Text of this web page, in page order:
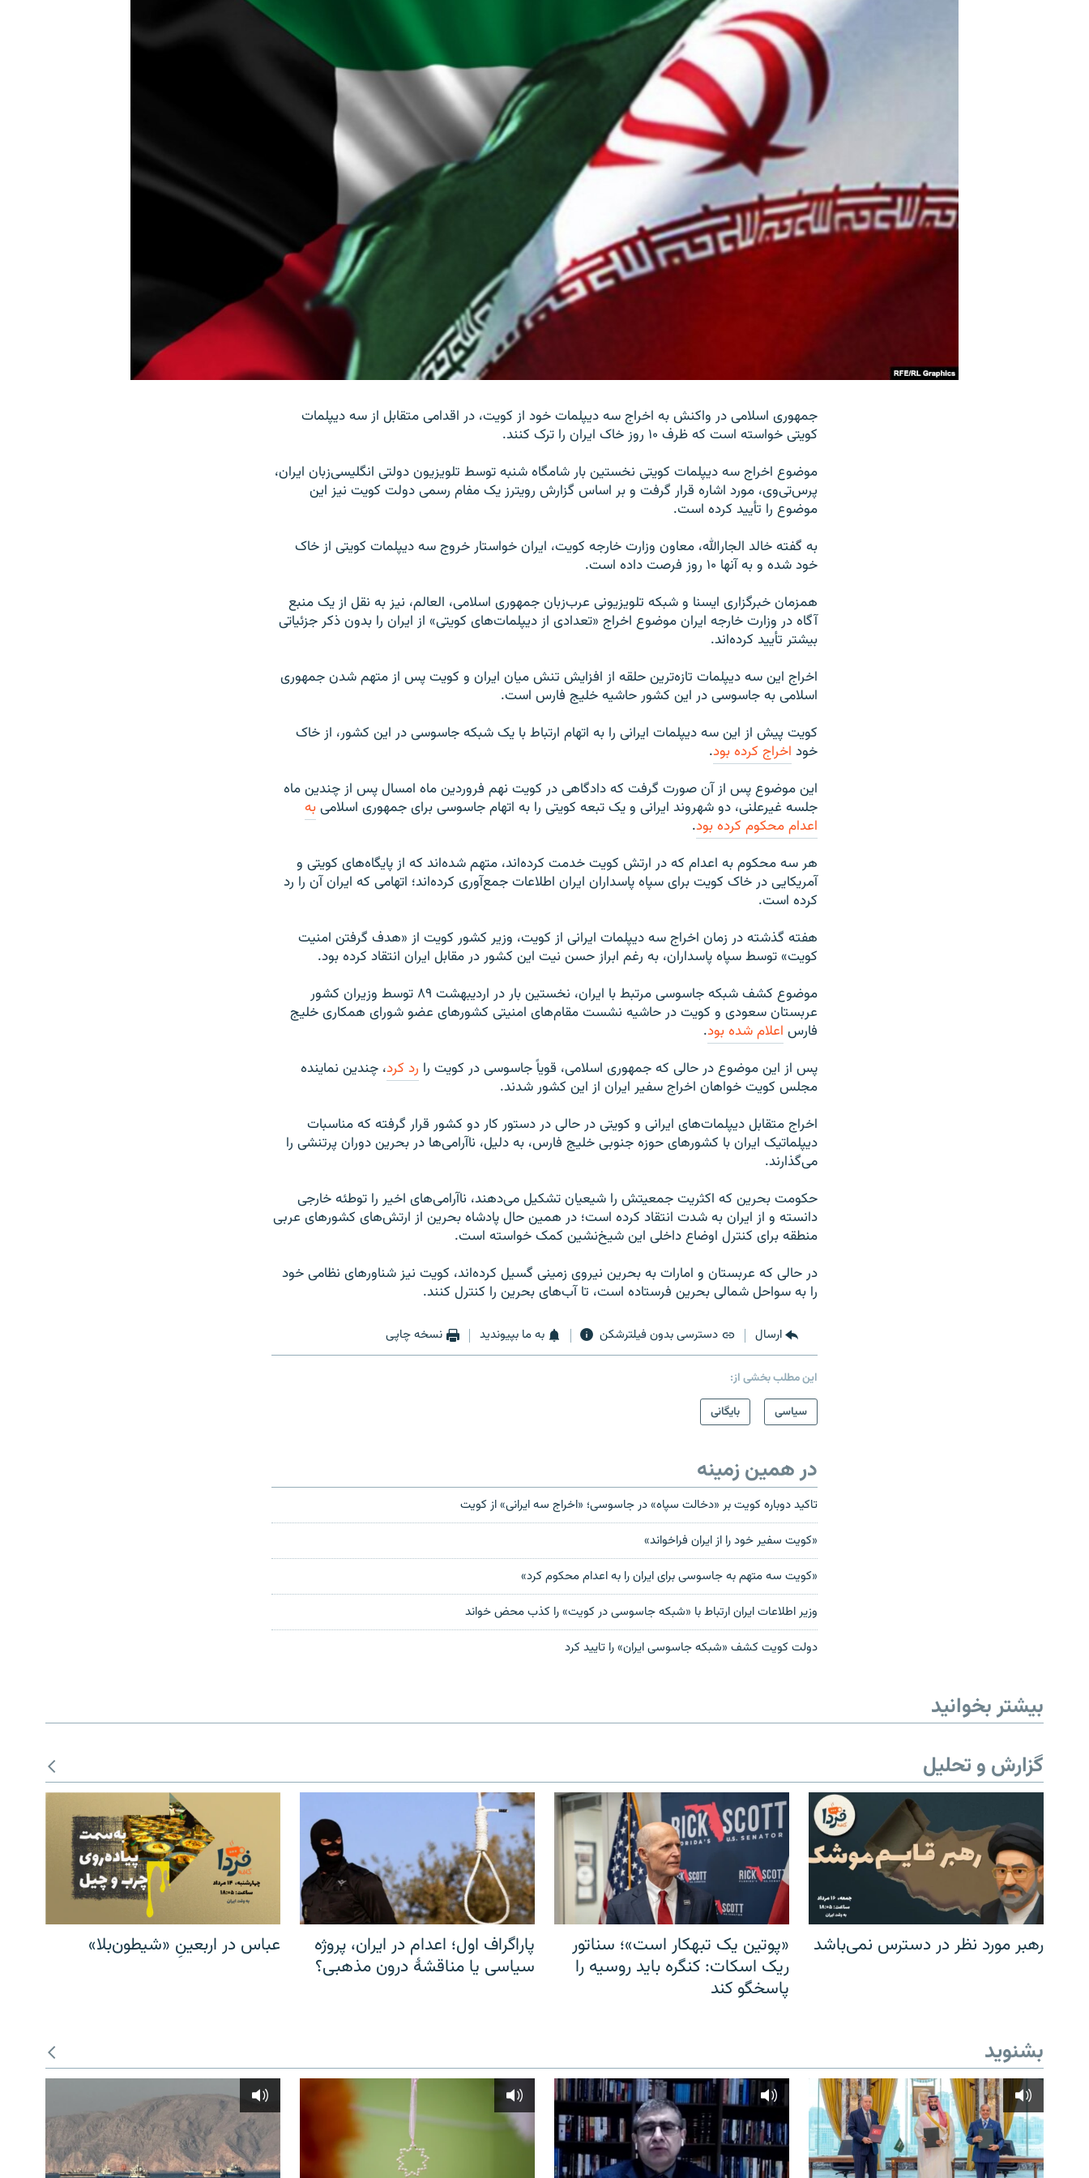
جمهوری اسلامی در واکنش به اخراج سه دیپلمات خود از کویت، در اقدامی متقابل از سه دیپلمات
کویتی خواسته است که ظرف ۱۰ روز خاک ایران را ترک کنند.
موضوع اخراج سه دیپلمات کویتی نخستین بار شامگاه شنبه توسط تلویزیون دولتی انگلیسی‌زبان ایران،
پرس‌تی‌وی، مورد اشاره قرار گرفت و بر اساس گزارش رویترز یک مفام رسمی دولت کویت نیز این
موضوع را تأیید کرده است.
به گفته خالد الجارالله، معاون وزارت خارجه کویت، ایران خواستار خروج سه دیپلمات کویتی از خاک
خود شده و به آنها ۱۰ روز فرصت داده است.
همزمان خبرگزاری ایسنا و شبکه تلویزیونی عرب‌زبان جمهوری اسلامی، العالم، نیز به نقل از یک منبع
آگاه در وزارت خارجه ایران موضوع اخراج «تعدادی از دیپلمات‌های کویتی» از ایران را بدون ذکر جزئیاتی
بیشتر تأیید کرده‌اند.
اخراج این سه دیپلمات تازه‌ترین حلقه از افزایش تنش میان ایران و کویت پس از متهم شدن جمهوری
اسلامی به جاسوسی در این کشور حاشیه خلیج فارس است.
کویت پیش از این سه دیپلمات ایرانی را به اتهام ارتباط با یک شبکه جاسوسی در این کشور، از خاک
خود اخراج کرده بود.
این موضوع پس از آن صورت گرفت که دادگاهی در کویت نهم فروردین ماه امسال پس از چندین ماه
جلسه غیرعلنی، دو شهروند ایرانی و یک تبعه کویتی را به اتهام جاسوسی برای جمهوری اسلامیبه
اعدام محکوم کرده بود.
هر سه محکوم به اعدام که در ارتش کویت خدمت کرده‌اند، متهم شده‌اند که از پایگاه‌های کویتی و
آمریکایی در خاک کویت برای سپاه پاسداران ایران اطلاعات جمع‌آوری کرده‌اند؛ اتهامی که ایران آن را رد
کرده است.
هفته گذشته در زمان اخراج سه دیپلمات ایرانی از کویت، وزیر کشور کویت از «هدف گرفتن امنیت
کویت» توسط سپاه پاسداران، به رغم ابراز حسن نیت این کشور در مقابل ایران انتقاد کرده بود.
موضوع کشف شبکه جاسوسی مرتبط با ایران، نخستین بار در اردیبهشت ۸۹ توسط وزیران کشور
عربستان سعودی و کویت در حاشیه نشست مقام‌های امنیتی کشورهای عضو شورای همکاری خلیج
فارس اعلام شده بود.
پس از این موضوع در حالی که جمهوری اسلامی، قویاً جاسوسی در کویت را رد کرد، چندین نماینده
مجلس کویت خواهان اخراج سفیر ایران از این کشور شدند.
اخراج متقابل دیپلمات‌های ایرانی و کویتی در حالی در دستور کار دو کشور قرار گرفته که مناسبات
دیپلماتیک ایران با کشورهای حوزه جنوبی خلیج فارس، به دلیل، ناآرامی‌ها در بحرین دوران پرتنشی را
می‌گذارند.
حکومت بحرین که اکثریت جمعیتش را شیعیان تشکیل می‌دهند، ناآرامی‌های اخیر را توطئه خارجی
دانسته و از ایران به شدت انتقاد کرده است؛ در همین حال پادشاه بحرین از ارتش‌های کشورهای عربی
منطقه برای کنترل اوضاع داخلی‌ این شیخ‌نشین کمک خواسته است.
در حالی که عربستان و امارات به بحرین نیروی زمینی گسیل کرده‌اند، کویت نیز شناورهای نظامی خود
را به سواحل شمالی بحرین فرستاده است، تا آب‌های بحرین را کنترل کنند.
ارسال دسترسی بدون فیلترشکن به ما بپیوندید نسخه چاپی
این مطلب بخشی از:
سیاسی
بایگانی
در همین زمینه
تاکید دوباره کویت بر «دخالت سپاه» در جاسوسی؛ «اخراج سه ایرانی» از کویت
«کویت سفیر خود را از ایران فراخواند»
«کویت سه متهم به جاسوسی برای ایران را به اعدام محکوم کرد»
وزیر اطلاعات ایران ارتباط با «شبکه جاسوسی در کویت» را کذب محض خواند
دولت کویت کشف «شبکه جاسوسی ایران» را تایید کرد
بیشتر بخوانید
گزارش و تحلیل
رهبر مورد نظر در دسترس نمی‌باشد
«پوتین یک تبهکار است»؛ سناتور
ریک اسکات: کنگره باید روسیه را
پاسخگو کند
پاراگراف اول؛ اعدام در ایران، پروژه
سیاسی یا مناقشهٔ درون مذهبی؟
عباس در اربعینِ «شیطون‌بلا»
بشنوید